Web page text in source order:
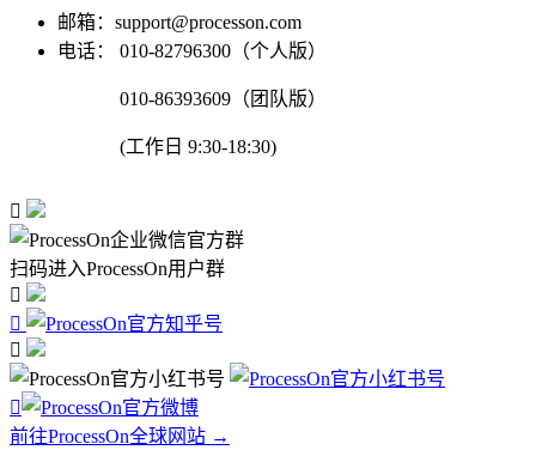
邮箱：support@processon.com
电话：
010-82796300（个人版）
010-86393609（团队版）
(工作日 9:30-18:30)

扫码进入ProcessOn用户群




前往ProcessOn全球网站 →